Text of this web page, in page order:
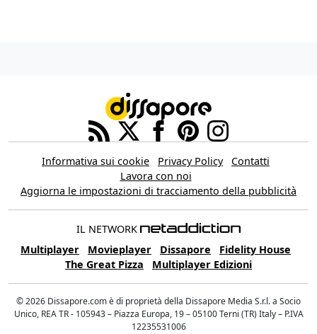
Informativa sui cookie Privacy Policy
Contatti
Lavora con noi
Aggiorna le impostazioni di tracciamento della pubblicità
IL NETWORK
Multiplayer
Movieplayer Dissapore
Fidelity House
The Great Pizza
Multiplayer Edizioni
© 2026 Dissapore.com è di proprietà della Dissapore Media S.r.l. a Socio
Unico, REA TR - 105943 – Piazza Europa, 19 – 05100 Terni (TR) Italy – P.IVA
12235531006